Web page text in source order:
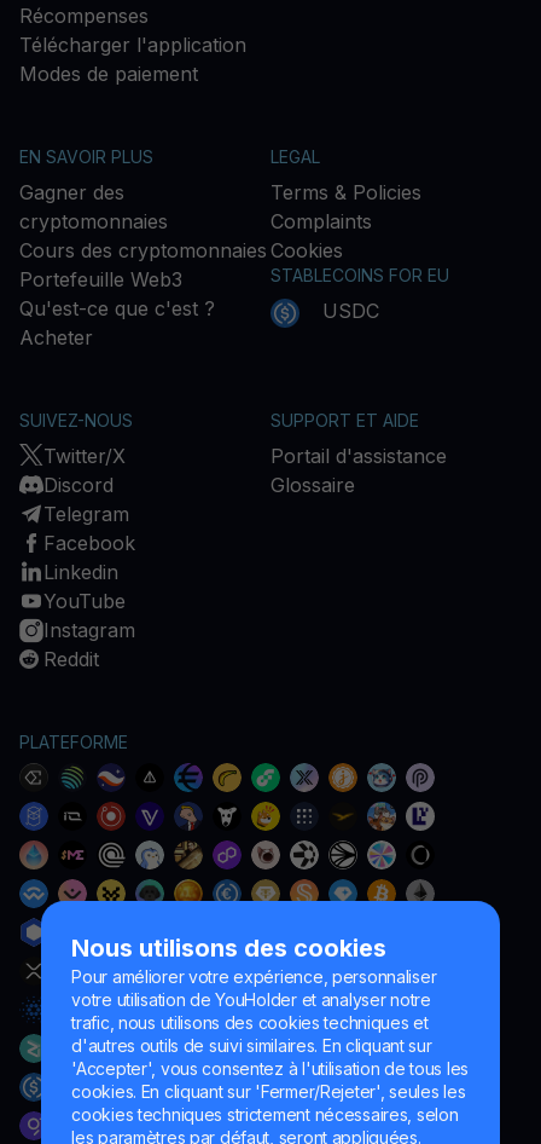
Nous utilisons des cookies
Pour améliorer votre expérience, personnaliser
votre utilisation de YouHolder et analyser notre
trafic, nous utilisons des cookies techniques et
d'autres outils de suivi similaires. En cliquant sur
'Accepter', vous consentez à l'utilisation de tous les
cookies. En cliquant sur 'Fermer/Rejeter', seules les
cookies techniques strictement nécessaires, selon
les paramètres par défaut, seront appliquées.
Récompenses
Télécharger l'application
Modes de paiement
EN SAVOIR PLUS
Gagner des
cryptomonnaies
Cours des cryptomonnaies
Portefeuille Web3
Qu'est-ce que c'est ?
Acheter
LEGAL
Terms & Policies
Complaints
Cookies
STABLECOINS FOR EU
USDC
SUIVEZ-NOUS
Twitter/X
Discord
Telegram
Facebook
Linkedin
YouTube
Instagram
Reddit
SUPPORT ET AIDE
Portail d'assistance
Glossaire
PLATEFORME